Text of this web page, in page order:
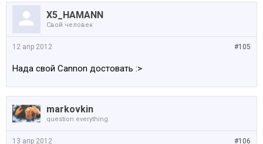
X5_HAMANN
Свой человек
#105
12 апр 2012
Нада свой Cannon достовать :>
markovkin
question everything
#106
13 апр 2012